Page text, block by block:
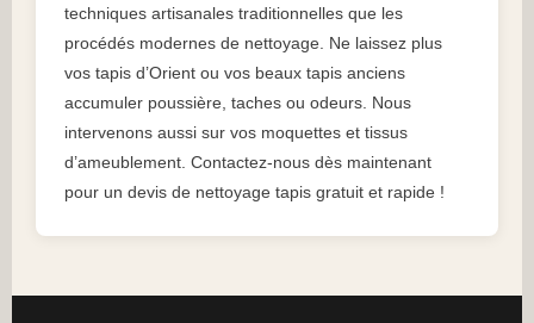
techniques artisanales traditionnelles que les
procédés modernes de nettoyage. Ne laissez plus
vos tapis d’Orient ou vos beaux tapis anciens
accumuler poussière, taches ou odeurs. Nous
intervenons aussi sur vos moquettes et tissus
d’ameublement. Contactez-nous dès maintenant
pour un devis de nettoyage tapis gratuit et rapide !